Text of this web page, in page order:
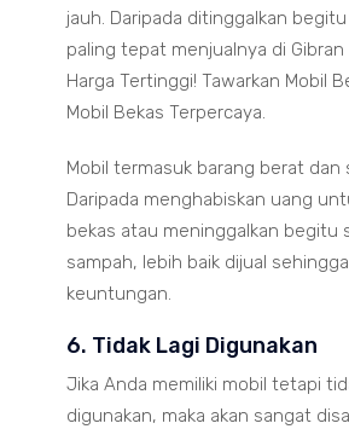
jauh. Daripada ditinggalkan
paling tepat menjualnya di
Harga Tertinggi! Tawarkan Mobil
Mobil Bekas Terpercaya.
Mobil termasuk barang berat dan
Daripada menghabiskan uang
bekas atau meninggalkan begitu
sampah, lebih baik dijual
keuntungan.
6. Tidak Lagi Digunakan
Jika Anda memiliki mobil tetapi
digunakan, maka akan sangat